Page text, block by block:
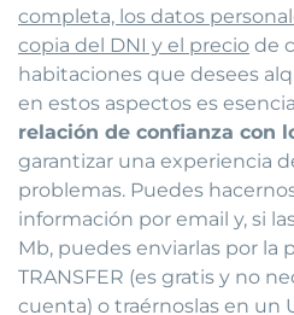
completa, los datos
copia del DNI y el precio de
habitaciones que desees
en estos aspectos es
relación de confianza con
garantizar una experiencia
problemas. Puedes
información por email y, si
Mb, puedes enviarlas por la
TRANSFER (es gratis y no
cuenta) o traérnoslas en un